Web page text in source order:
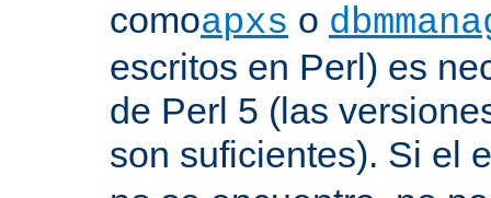
comoapxs o
escritos en Perl) es
de Perl 5 (las
son suficientes). Si el